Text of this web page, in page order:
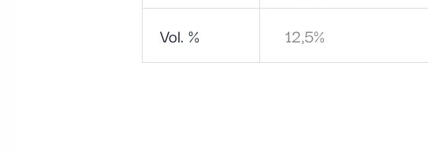
Vol. % 12,5%